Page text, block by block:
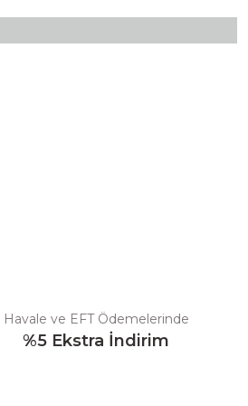
Havale ve EFT Ödemelerinde
%5 Ekstra İndirim